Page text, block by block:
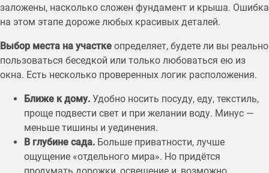
заложены, насколько сложен фундамент и крыша. Ошибка
на этом этапе дороже любых красивых деталей.
Выбор места на участке определяет, будете ли вы реально
пользоваться беседкой или только любоваться ею из
окна. Есть несколько проверенных логик расположения.
Ближе к дому. Удобно носить посуду, еду, текстиль,
проще подвести свет и при желании воду. Минус —
меньше тишины и уединения.
В глубине сада. Больше приватности, лучше
ощущение «отдельного мира». Но придётся